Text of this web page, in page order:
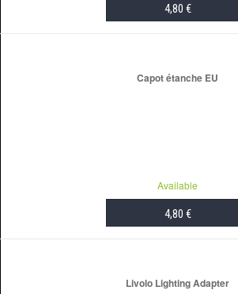
4,80 €
Capot étanche EU
Available
4,80 €
Livolo Lighting Adapter